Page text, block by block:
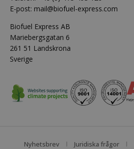
E-post: mail@biofuel-express.com
Biofuel Express AB
Mariebergsgatan 6
261 51 Landskrona
Sverige
Nyhetsbrev Juridiska frågor